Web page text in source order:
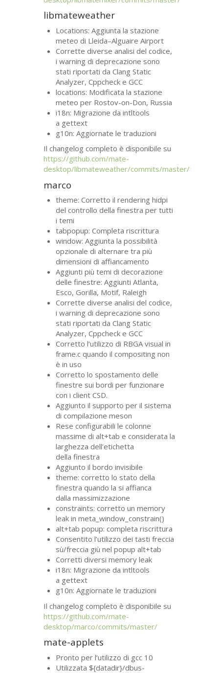
libmateweather
Locations: Aggiunta la stazione
meteo di Lleida–Alguaire Airport
Corrette diverse analisi del codice,
i warning di deprecazione sono
stati riportati da Clang Static
Analyzer, Cppcheck eGCC
locations: Modificata la stazione
meteo per Rostov-on-Don, Russia
i18n: Migrazione da intltools
a gettext
g10n: Aggiornate le traduzioni
Il changelog completo è disponibile su
https://github.com/mate-
desktop/libmateweather/commits/master/
marco
theme: Corretto il rendering hidpi
del controllo della finestra per tutti
i temi
tabpopup: Completa riscrittura
window: Aggiunta la possibilità
opzionale di alternare tra più
dimensioni di affiancamento
Aggiunti più temi di decorazione
delle finestre: Aggiunti Atlanta,
Esco, Gorilla, Motif, Raleigh
Corrette diverse analisi del codice,
i warning di deprecazione sono
stati riportati da Clang Static
Analyzer, Cppcheck eGCC
Corretto l’utilizzo di RBGAvisual in
frame.c quando il compositing non
è in uso
Corretto lo spostamento delle
finestre sui bordi per funzionare
con i clientCSD.
Aggiunto il supporto per il sistema
di compilazione meson
Rese configurabili le colonne
massime di alt+tab e considerata la
larghezza dell’etichetta
della finestra
Aggiunto il bordo invisibile
theme: corretto lo stato della
finestra quando la si affianca
dalla massimizzazione
constraints: corretto un memory
leak in meta_window_constrain()
alt+tab popup: completa riscrittura
Consentito l’utilizzo dei tasti freccia
sù/freccia giù nel popup alt+tab
Corretti diversi memory leak
i18n: Migrazione da intltools
a gettext
g10n: Aggiornate le traduzioni
Il changelog completo è disponibile su
https://github.com/mate-
desktop/marco/commits/master/
mate-applets
Pronto per l’utilizzo di gcc 10
Utilizzata ${datadir}/dbus-